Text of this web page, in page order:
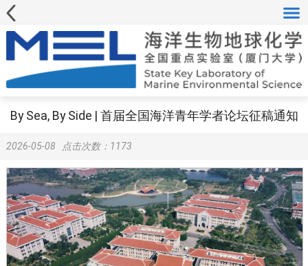
By Sea, By Side | 首届全国海洋青年学者论坛征稿通知
2026-05-08 点击次数： 1173